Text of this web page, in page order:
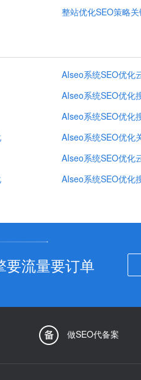
整站优化SEO策略
AIseo系统SEO优化
AIseo系统SEO优化
AIseo系统SEO优化
AIseo系统SEO优化
AIseo系统SEO优化
AIseo系统SEO优化
要流量要订单
做SEO代备案